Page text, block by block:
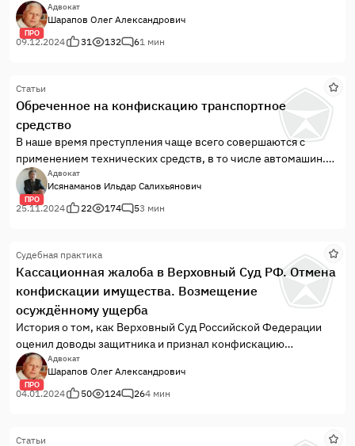
С учётом того, что наказание назначено условное, видимо,
от безысходности (казнить нельзя помиловать), результат
меня порадовал. В части отмены конфискации прокуратура
ПРО
Адвокат
Шарапов Олег Александрович
09.12.2024
31 132 61 мин
Статьи
Обреченное на конфискацию транспортное
средство
В наше время преступления чаще всего совершаются с
применением технических средств, в то числе автомашин.
Дабы выбить из-под преступности данную опору государство
предпринимает те или иные меры, но и противник не
дремлет, пытаясь найти новые пути, и борьба идет с
ПРО
Адвокат
Исянаманов Ильдар Салихьянович
25.11.2024
22 174 53 мин
Судебная практика
Кассационная жалоба в Верховный Суд РФ. Отмена
конфискации имущества. Возмещение
осуждённому ущерба
История о том, как Верховный Суд Российской Федерации
оценил доводы защитника и признал конфискацию
имущества осуждённого необоснованной...
ПРО
Адвокат
Шарапов Олег Александрович
04.01.2024
50 124 264 мин
Статьи